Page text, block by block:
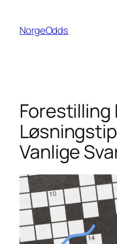
innhold
NorgeOdds
Forestilling
Vanlige